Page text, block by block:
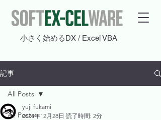
​小さく始めるDX / Excel VBA
記事
All Posts
All Posts
yuji fukami
2024年12月28日 読了時間: 2分